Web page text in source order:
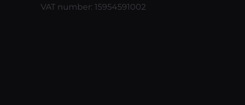
VAT number: 15954591002